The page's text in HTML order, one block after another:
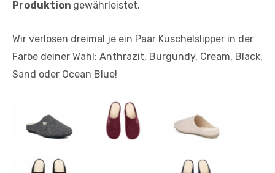
Produktion gewährleistet.
Wir verlosen dreimal je ein Paar Kuschelslipper in der
Farbe deiner Wahl: Anthrazit, Burgundy, Cream, Black,
Sand oder Ocean Blue!